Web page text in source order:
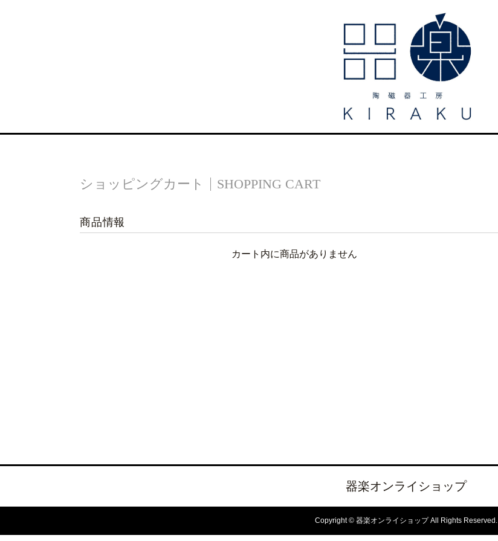
SHOPPING CART
ショッピングカート
商品情報
カート内に商品がありません
器楽オンライショップ
Copyright © 器楽オンライショップ All Rights Reserved.